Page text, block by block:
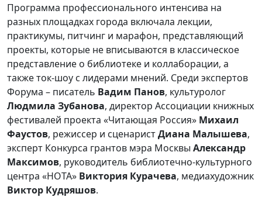
Программа профессионального интенсива на
разных площадках города включала лекции,
практикумы, питчинг и марафон, представляющий
проекты, которые не вписываются в классическое
представление о библиотеке и коллаборации, а
также ток-шоу с лидерами мнений. Среди экспертов
Форума – писатель Вадим Панов, культуролог
Людмила Зубанова, директор Ассоциации книжных
фестивалей проекта «Читающая Россия» Михаил
Фаустов, режиссер и сценаристДиана Малышева,
эксперт Конкурса грантов мэра Москвы Александр
Максимов, руководитель библиотечно-культурного
центра «НОТА» Виктория Курачева, медиахудожник
Виктор Кудряшов.